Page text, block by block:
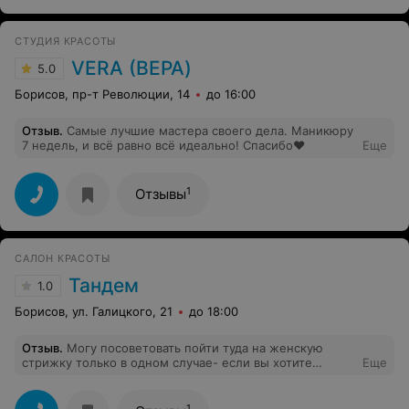
СТУДИЯ КРАСОТЫ
5.0 VERA (ВЕРА)
Борисов, пр-т Революции, 14 до 16:00
Отзыв. Самые лучшие мастера своего дела. Маникюру
7 недель, и всё равно всё идеально! Спасибо❤️
Еще
Отзывы1
САЛОН КРАСОТЫ
1.0 Тандем
Борисов, ул. Галицкого, 21 до 18:00
Отзыв. Могу посоветовать пойти туда на женскую
стрижку только в одном случае- если вы хотите
оборванные кусочки непонятно чего- это талант!
Еще